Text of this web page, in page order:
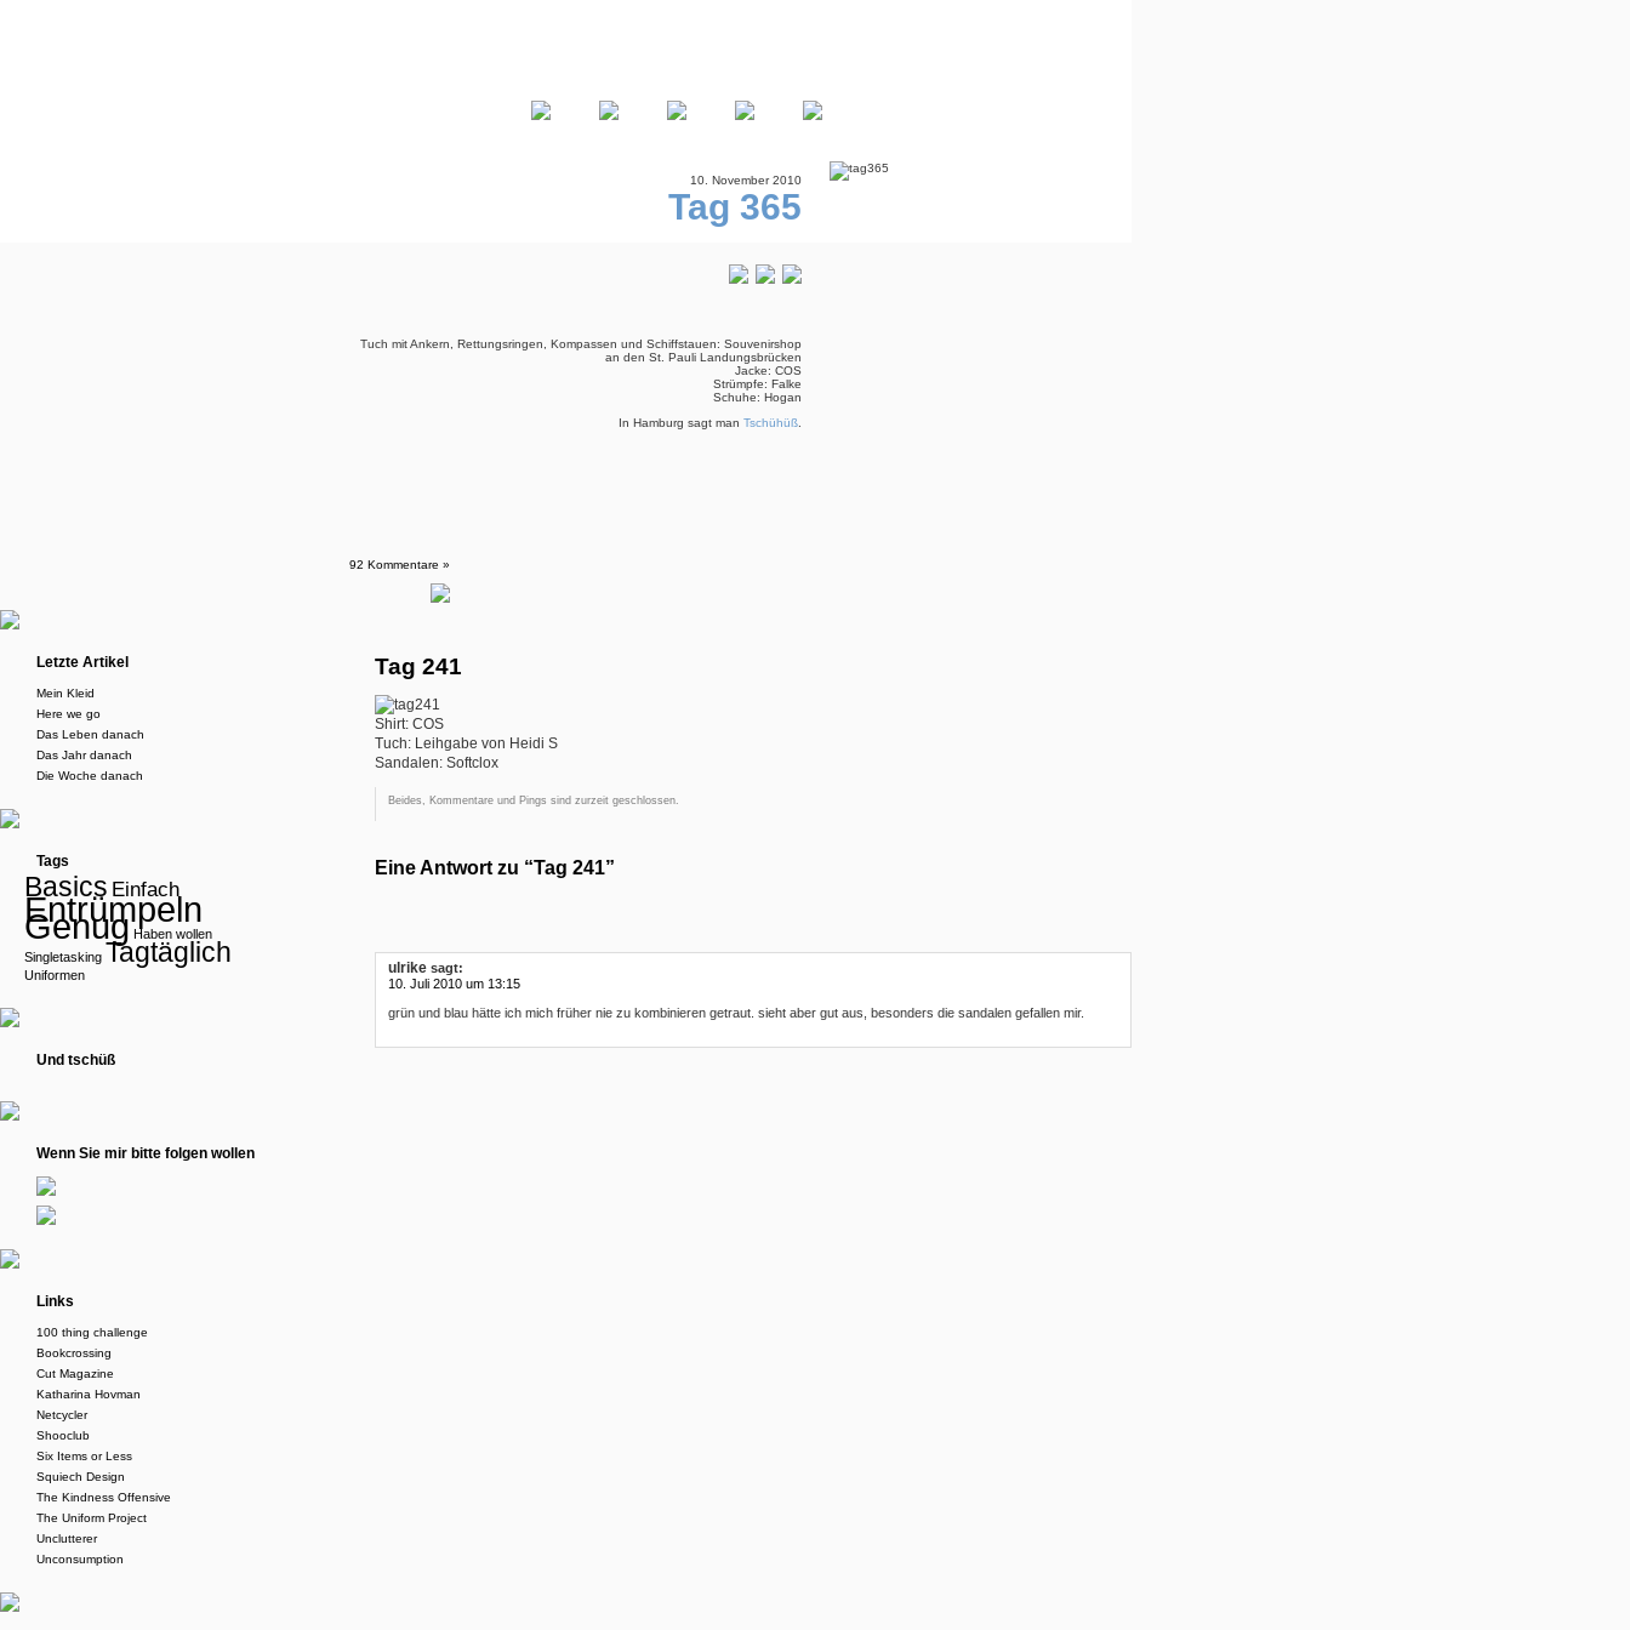
10. November 2010
Tag 365
Tuch mit Ankern, Rettungsringen, Kompassen und Schiffstauen: Souvenirshop
an den St. Pauli Landungsbrücken
Jacke: COS
Strümpfe: Falke
Schuhe: Hogan
In Hamburg sagt man Tschühüß
92 Kommentare »
Tag 241
Shirt: COS
Tuch: Leihgabe von Heidi S
Sandalen: Softclox
Beides, Kommentare und Pings sind zurzeit geschlossen.
Eine Antwort zu “Tag 241”
ulrike sagt:
10. Juli 2010 um 13:15
grün und blau hätte ich mich früher nie zu kombinieren getraut. sieht aber gut aus, besonders die sandalen gefallen mir.
Letzte Artikel
Mein Kleid
Here we go
Das Leben danach
Das Jahr danach
Die Woche danach
Tags
Basics Einfach
Entrümpeln
Genug Haben wollen
Singletasking Tagtäglich
Uniformen
Und tschüß
Wenn Sie mir bitte folgen wollen
Links
100 thing challenge
Bookcrossing
Cut Magazine
Katharina Hovman
Netcycler
Shooclub
Six Items or Less
Squiech Design
The Kindness Offensive
The Uniform Project
Unclutterer
Unconsumption